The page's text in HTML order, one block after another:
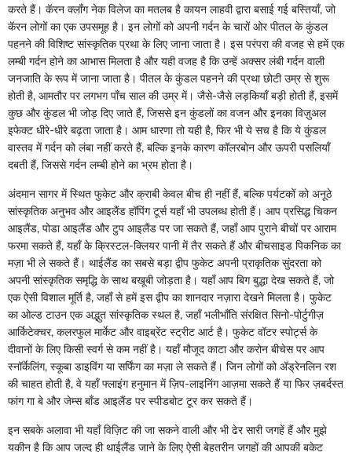
करते हैं। कॅरन क्लाँग नेक विलेज का मतलब है कायन लाहवी द्वारा बसाई गई बस्तियाँ, जो
कॅरन लोगों का एक उपसमूह है। इन लोगों को अपनी गर्दन के चारों ओर पीतल के कुंडल
पहनने की विशिष्ट सांस्कृतिक प्रथा के लिए जाना जाता है। इस परंपरा की वजह से हमें एक
लम्बी गर्दन होने का आभास मिलता है और यही वजह है कि उन्हें अक्सर लंबी गर्दन वाली
जनजाति के रूप में जाना जाता है। पीतल के कुंडल पहनने की प्रथा छोटी उम्र से शुरू
होती है, आमतौर पर लगभग पाँच साल की उम्र में। जैसे-जैसे लड़कियाँ बड़ी होती हैं, इसमें
कुछ और कुंडल भी जोड़ दिए जाते हैं, जिससे इन कुंडलों का वजन और इनका विज़ुअल
इफेक्ट धीरे-धीरे बढ़ता जाता है। आम धारणा तो यही है, फिर भी ये सच है कि ये कुंडल
वास्तव में गर्दन को लंबा नहीं करते हैं, बल्कि इनके कारण कॉलरबोन और ऊपरी पसलियाँ
दबती हैं, जिससे गर्दन लम्बी होने का भ्रम होता है।
अंदमान सागर में स्थित फुकेट और क्राबी केवल बीच ही नहीं हैं, बल्कि पर्यटकों को अनूठे
सांस्कृतिक अनुभव और आइलैंड हॉपिंग टूर्स यहाँ भी उपलब्ध होती हैं। आप प्रसिद्ध चिकन
आइलैंड, पोडा आइलैंड और टुप आइलैंड पर जा सकते हैं, जहाँ आप पुराने बीचों पर आराम
फरमा सकते हैं, यहाँ के क्रिस्टल-क्लियर पानी में तैर सकते हैं और बीचसाइड पिकनिक का
मज़ा भी ले सकते हैं। थाईलैंड का सबसे बड़ा द्वीप फुकेट अपनी प्राकृतिक सुंदरता को
अपनी सांस्कृतिक समृद्धि के साथ बखूबी जोड़ता है। यहाँ आप बिग बुद्धा देख सकते हैं, जो
एक ऐसी विशाल मूर्ति है, जहाँ से हमें इस द्वीप का शानदार नज़ारा देखने मिलता है। फुकेट
का ओल्ड टाउन एक अद्भुत सांस्कृतिक स्थल है, जहाँ भलीभॉंति संरक्षित सिनो-पोर्टुगीज़
आर्किटेक्चर, कलरफुल मार्केट और वाइब्रेंट स्ट्रीट आर्ट है। फुकेट वॉटर स्पोर्ट्स के
दीवानों के लिए किसी स्वर्ग से कम नहीं है। यहाँ मौजूद काटा और करोन बीचेस पर आप
स्नॉर्केलिंग, स्कूबा डाइविंग या सर्फिंग का मज़ा ले सकते हैं। जिन लोगों को ॲड्रेनलिन रश
की चाहत होती है, वे यहाँ फ्लाइंग हनुमान में ज़िप-लाइनिंग आज़मा सकते हैं या फिर ज़बर्दस्त
फांग गा बे और जेम्स बाँड आइलैंड पर स्पीडबोट टूर कर सकते हैं।
इन सबके अलावा भी यहाँ विज़िट की जा सकने वाली और भी ढेर सारी जगहें हैं और मुझे
यकीन है कि आप जल्द ही थाईलैंड जाने के लिए ऐसी बेहतरीन जगहों की आपकी बकेट